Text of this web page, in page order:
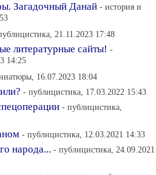
Загадочный Данай - история и
21.11.2023 17:48
литературные сайты! -
14:25
16.07.2023 18:04
- публицистика, 17.03.2022 15:43
- публицистика,
- публицистика, 12.03.2021 14:33
народа... - публицистика, 24.09.2021